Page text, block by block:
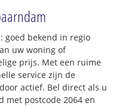
goed bekend in regio
uw woning of
prijs. Met een ruime
service zijn de
actief. Bel direct als u
met postcode 2064 en